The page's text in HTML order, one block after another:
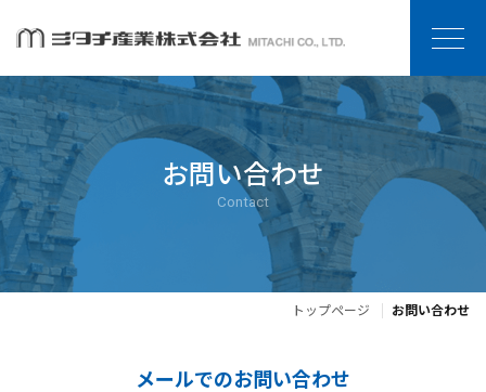
お問い合わせ
Contact
トップページ お問い合わせ
メールでのお問い合わせ